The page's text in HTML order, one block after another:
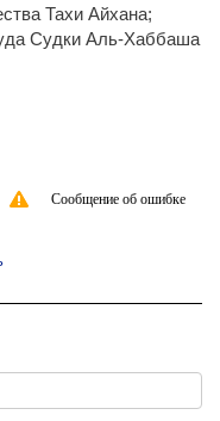
Тахи Айхана;
Судки Аль-Хаббаша
Сообщение об ошибке